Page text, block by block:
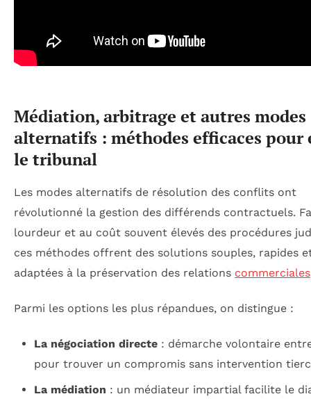
Médiation, arbitrage et autres modes
alternatifs : méthodes efficaces pour
le tribunal
Les modes alternatifs de résolution des conflits ont
révolutionné la gestion des différends contractuels.
lourdeur et au coût souvent élevés des procédures
ces méthodes offrent des solutions souples, rapides
adaptées à la préservation des relations commerciales
Parmi les options les plus répandues, on distingue :
La négociation directe: démarche volontaire
pour trouver un compromis sans intervention
La médiation : un médiateur impartial facilite le